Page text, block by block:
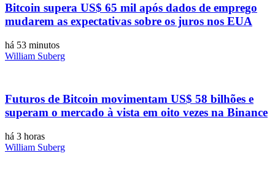
Bitcoin supera US$ 65 mil após dados de emprego
mudarem as expectativas sobre os juros nos EUA
há 53 minutos
William Suberg
Futuros de Bitcoin movimentam US$ 58 bilhões e
superam o mercado à vista em oito vezes na Binance
há 3 horas
William Suberg